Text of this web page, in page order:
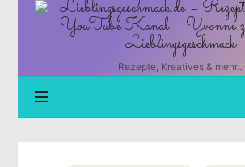
Lieblingsgeschmack.de
Rezepte
und
YouTube
Kanal
Rezepte, Kreatives & mehr...